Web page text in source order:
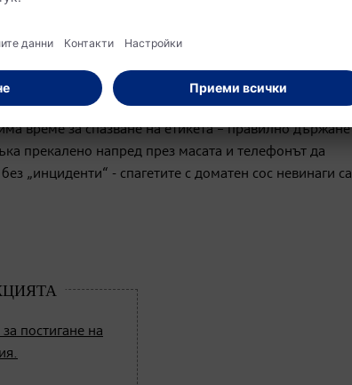
служителите при
време за спазване на етикета – правилно държане
прекалено напред през масата и телефонът да
„инциденти“ - спагетите с доматен сос невинаги са
постигане на